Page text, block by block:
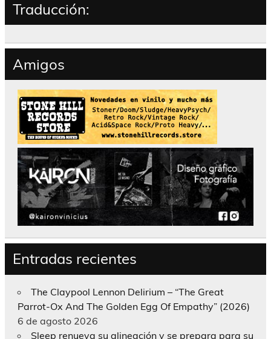
Traducción:
Amigos
Entradas recientes
The Claypool Lennon Delirium – “The Great
Parrot-Ox And The Golden Egg Of Empathy” (2026)
6 de agosto 2026
Sleep renueva su alineación y se prepara para su